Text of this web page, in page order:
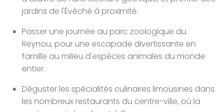
jardins de l'Évêché à proximité.
Passer une journée au parc zoologique du
Reynou, pour une escapade divertissante en
famille au milieu d'espèces animales du monde
entier.
Déguster les spécialités culinaires limousines dans
les nombreux restaurants du centre-ville, où la